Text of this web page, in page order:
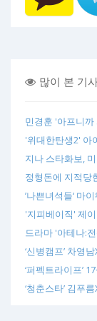
많이 본 기
민경훈 '아프니
'위대한탄생2' 아
지나 스타화보,
정형돈에 지적당
’나쁜녀석들‘ 마
'지피베이직' 제
드라마 '아테나:
‘신병캠프’ 차영
‘퍼펙트라이프’
‘청춘스타’ 김푸